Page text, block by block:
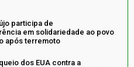
participa de
em solidariedade ao povo
após terremoto
dos EUA contra a